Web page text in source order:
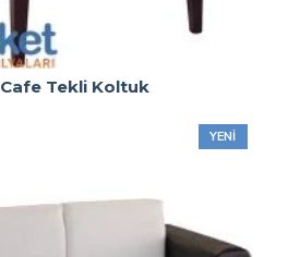
Cafe Tekli Koltuk
YENI